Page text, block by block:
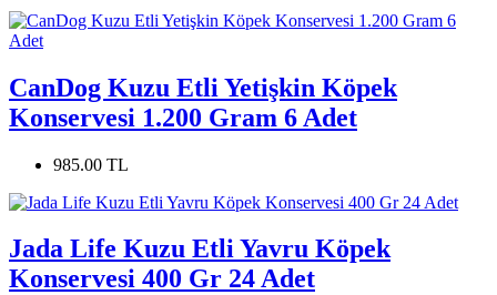
CanDog Kuzu Etli Yetişkin Köpek
Konservesi 1.200 Gram 6 Adet
985.00 TL
Jada Life Kuzu Etli Yavru Köpek
Konservesi 400 Gr 24 Adet